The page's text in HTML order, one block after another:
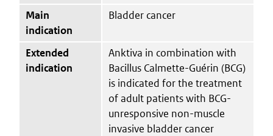
Main
indication
Bladder cancer
Extended
indication
Anktiva in combination with
Bacillus Calmette-Guérin (BCG)
is indicated for the treatment
of adult patients with BCG-
unresponsive non-muscle
invasive bladder cancer